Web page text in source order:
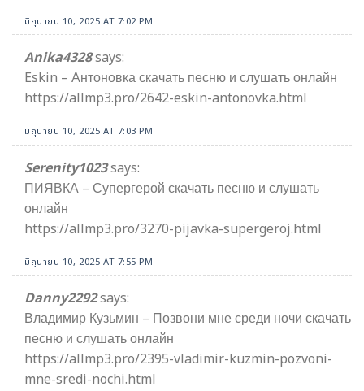
มิถุนายน 10, 2025 AT 7:02 PM
Anika4328says:
Eskin – Антоновка скачать песню и слушать онлайн
https://allmp3.pro/2642-eskin-antonovka.html
มิถุนายน 10, 2025 AT 7:03 PM
Serenity1023says:
ПИЯВКА – Супергерой скачать песню и слушать
онлайн
https://allmp3.pro/3270-pijavka-supergeroj.html
มิถุนายน 10, 2025 AT 7:55 PM
Danny2292says:
Владимир Кузьмин – Позвони мне среди ночи скачать
песню и слушать онлайн
https://allmp3.pro/2395-vladimir-kuzmin-pozvoni-
mne-sredi-nochi.html